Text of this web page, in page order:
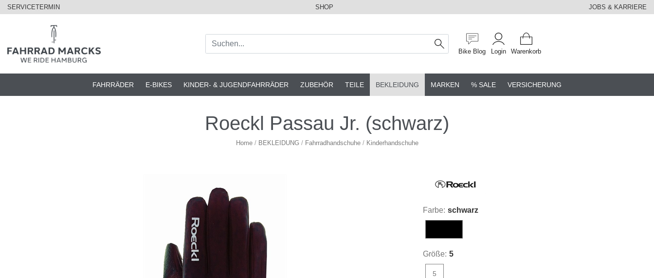
SERVICETERMIN SHOP JOBS & KARRIERE
Bike Blog Login Warenkorb
FAHRRÄDER E-BIKES KINDER- & JUGENDFAHRRÄDER ZUBEHÖR TEILE BEKLEIDUNG MARKEN % SALE VERSICHERUNG
Roeckl Passau Jr. (schwarz)
Home/ BEKLEIDUNG / Fahrradhandschuhe/ Kinderhandschuhe
Farbe: schwarz
Größe: 5
5